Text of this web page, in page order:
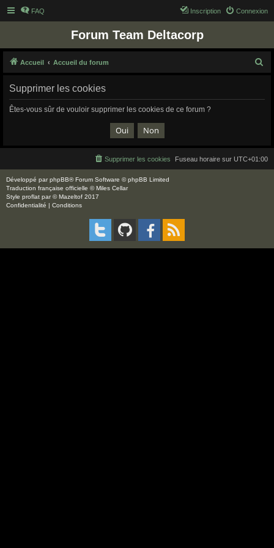
FAQ Connexion
Inscription
Forum Team Deltacorp
Accueil Accueil du forum
c
Supprimer les cookies
Êtes-vous sûr de vouloir supprimer les cookies de ce forum ?
Fuseau horaire sur UTC+01:00
Supprimer les cookies
Développé parphpBB® Forum Software © phpBB Limited
Traduction française officielle ©Miles Cellar
Style proflat par ©Mazeltof 2017
Confidentialité | Conditions